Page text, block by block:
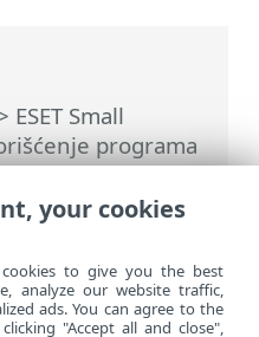
ESET Small
programa
>
> ESET
your cookies
to give you the best
analyze our website traffic,
ads. You can agree to the
"Accept all and close",